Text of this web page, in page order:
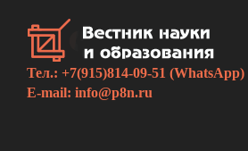
Тел.: +7(915)814-09-51 (WhatsApp)
E-mail: info@p8n.ru